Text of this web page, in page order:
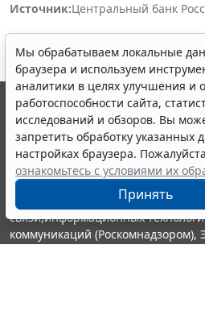
Источник:Центральный банк
Мы обрабатываем локальные
браузера и используем
аналитики в целях улучшения и
работоспособности сайта,
исследований и обзоров. Вы
запретить обработку указанных
настройках браузера.
ознакомьтесь с условиями их
Принять
© ООО "НПП "ГАРАНТ-СЕРВИС",
выпускается с 1990 года.
являются участниками
информации ГАРАНТ.
Портал ГАРАНТ.РУ
издания Федеральной службой
связи,информационных
коммуникаций